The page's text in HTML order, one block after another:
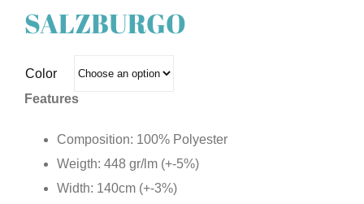
SALZBURGO
Color
Features
Composition: 100% Polyester
Weigth: 448 gr/lm (+-5%)
Width: 140cm (+-3%)